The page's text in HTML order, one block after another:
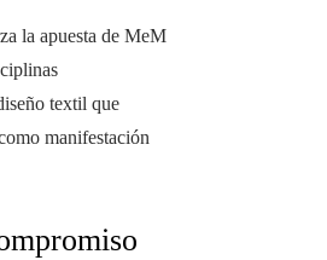
la apuesta de MeM
textil que
manifestación